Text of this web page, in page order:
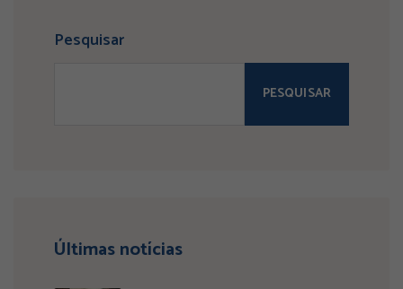
Pesquisar
PESQUISAR
Últimas notícias